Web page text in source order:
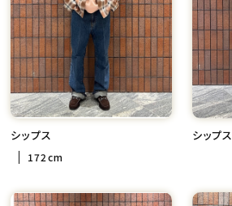
シップス
172cm
シップス